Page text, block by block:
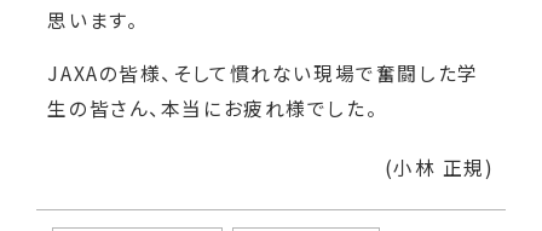
思います。
JAXAの皆様、そして慣れない現場で奮闘した学
生の皆さん、本当にお疲れ様でした。
(小林 正規)